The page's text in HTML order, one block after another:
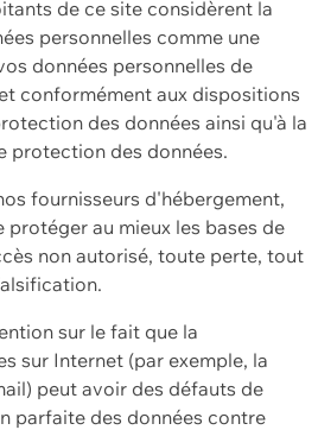
de ce site considèrent la
personnelles comme une
données personnelles de
conformément aux dispositions
des données ainsi qu'à la
protection des données.
fournisseurs d'hébergement,
au mieux les bases de
non autorisé, toute perte, tout
sur le fait que la
sur Internet (par exemple, la
peut avoir des défauts de
parfaite des données contre